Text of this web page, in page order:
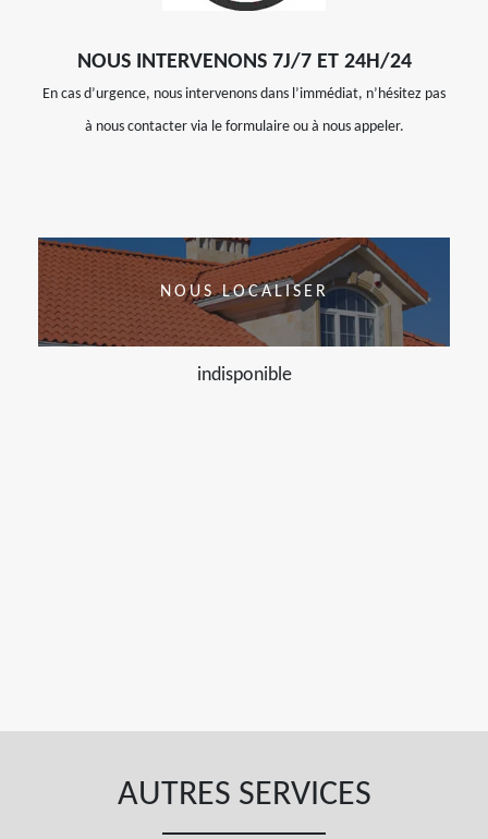
NOUS INTERVENONS 7J/7 ET 24H/24
En cas d’urgence, nous intervenons dans l’immédiat, n’hésitez pas
à nous contacter via le formulaire ou à nous appeler.
NOUS LOCALISER
indisponible
AUTRES SERVICES